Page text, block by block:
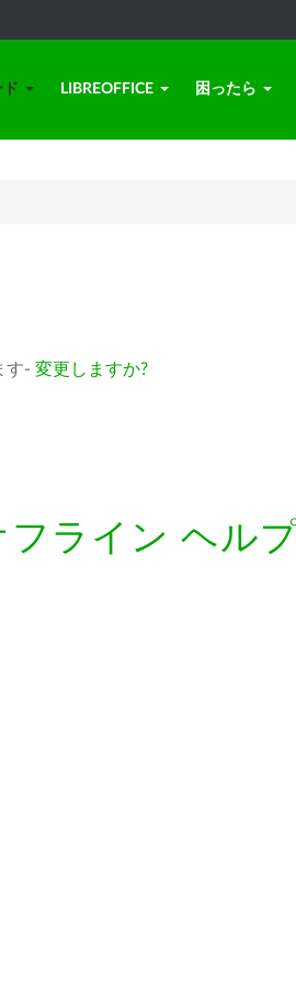
LIBREOFFICE 困ったら
す- 変更しますか?
フライン ヘルプ